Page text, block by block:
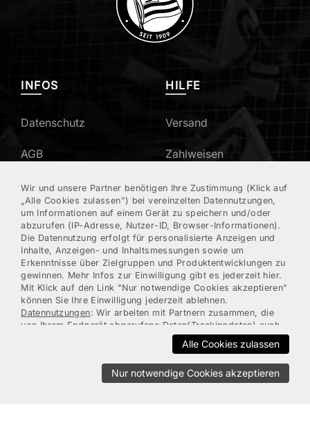
INFOS
Datenschutz
AGB
Impressum
Barrierefreiheitserklärung
HILFE
Versand
Zahlweisen
FAQ
Retoure
Widerruf erklären
SUPPORT
Mein Konto
ZAHLWEISEN
Wir und unsere Partner benötigen Ihre Zustimmung (Klick auf
„Alle Cookies zulassen”) bei vereinzelten Datennutzungen,
um Informationen auf einem Gerät zu speichern und/oder
abzurufen (IP-Adresse, Nutzer-ID, Browser-Informationen).
Die Datennutzung erfolgt für personalisierte Anzeigen und
Inhalte, Anzeigen- und Inhaltsmessungen sowie um
Erkenntnisse über Zielgruppen und Produktentwicklungen zu
gewinnen. Mehr Infos zur Einwilligung gibt es jederzeit hier.
Mit Klick auf den Link "Nur notwendige Cookies akzeptieren"
können Sie Ihre Einwilligung jederzeit ablehnen.
Datennutzungen: Wir arbeiten mit Partnern zusammen, die
von Ihrem Endgerät abgerufene Daten(Trackingdaten) auch
zu eigenen Zwecken(z.B.Profilbildungen) / zu Zwecken
Dritter verarbeiten.Vor diesem Hintergrund erfordert nicht
nur die Erhebung der Trackingdaten, sondern auch deren
Weiterverarbeitung durch diese Anbieter einer
Alle Cookies zulassen
Nur notwendige Cookies akzeptieren